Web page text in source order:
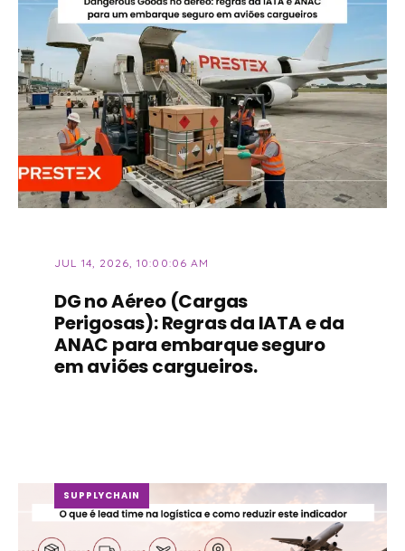
JUL 14, 2026, 10:00:06 AM
DG no Aéreo (Cargas
Perigosas): Regras da IATA e da
ANAC para embarque seguro
em aviões cargueiros.
SUPPLYCHAIN